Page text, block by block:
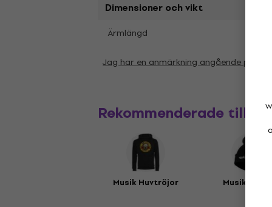
Dimensioner och vikt
Ärmlängd
Jag har en anmärkning angående
Rekommenderade
Musik Huvtröjor